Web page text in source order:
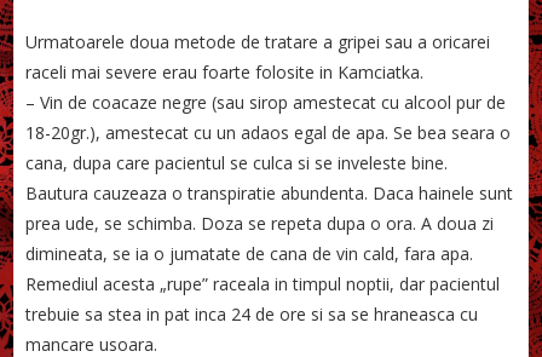
Urmatoarele doua metode de tratare a gripei sau a oricarei
raceli mai severe erau foarte folosite in Kamciatka.
– Vin de coacaze negre (sau sirop amestecat cu alcool pur de
18-20gr.), amestecat cu un adaos egal de apa. Se bea seara o
cana, dupa care pacientul se culca si se inveleste bine.
Bautura cauzeaza o transpiratie abundenta. Daca hainele sunt
prea ude, se schimba. Doza se repeta dupa o ora. A doua zi
dimineata, se ia o jumatate de cana de vin cald, fara apa.
Remediul acesta „rupe” raceala in timpul noptii, dar pacientul
trebuie sa stea in pat inca 24 de ore si sa se hraneasca cu
mancare usoara.